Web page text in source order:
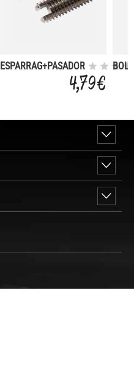
ESPARRAG+PASADOR
4,79 €
BOLT